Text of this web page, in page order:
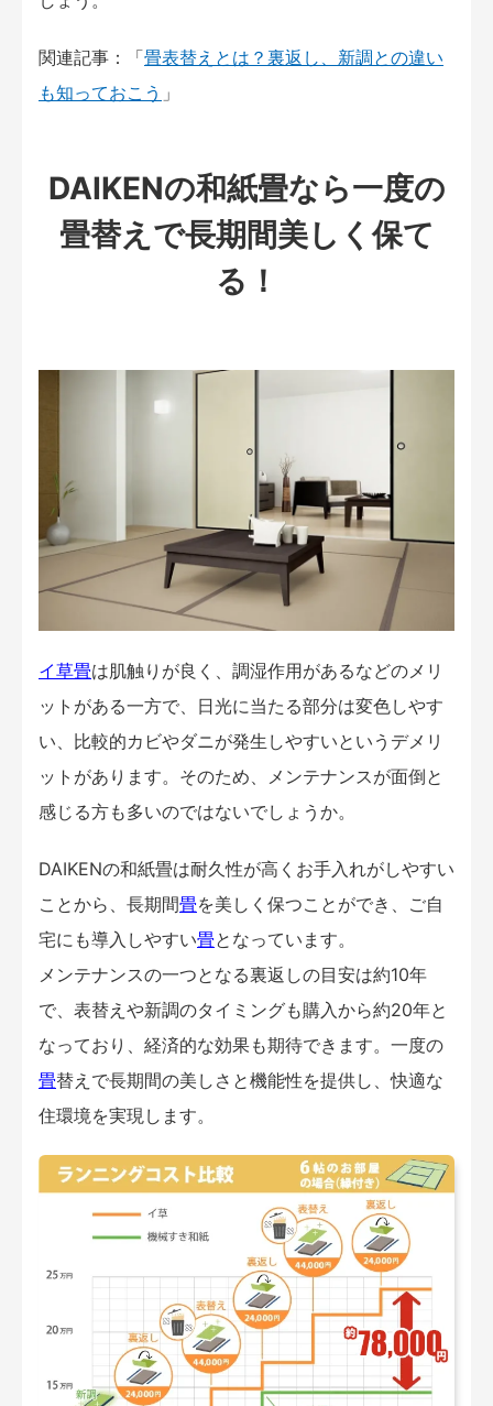
関連記事：「畳表替えとは？裏返し、新調との違い
も知っておこう 」
DAIKENの和紙畳なら一度の
畳替えで長期間美しく保て
る！
イ草畳は肌触りが良く、調湿作用があるなどのメリ
ットがある一方で、日光に当たる部分は変色しやす
い、比較的カビやダニが発生しやすいというデメリ
ットがあります。そのため、メンテナンスが面倒と
感じる方も多いのではないでしょうか。
DAIKENの和紙畳は耐久性が高くお手入れがしやすい
ことから、長期間畳を美しく保つことができ、ご自
宅にも導入しやすい畳となっています。
メンテナンスの一つとなる裏返しの目安は約10年
で、表替えや新調のタイミングも購入から約20年と
なっており、経済的な効果も期待できます。一度の
畳替えで長期間の美しさと機能性を提供し、快適な
住環境を実現します。